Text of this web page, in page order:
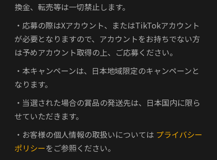
換金、転売等は一切禁止します。
・応募の際はXアカウント、またはTikTokアカウント
が必要となりますので、アカウントをお持ちでない方
は予めアカウント取得の上、ご応募ください。
・本キャンペーンは、日本地域限定のキャンペーンと
なります。
・当選された場合の賞品の発送先は、日本国内に限ら
せていただきます。
・お客様の個人情報の取扱いについては プライバシー
ポリシーをご参照ください。